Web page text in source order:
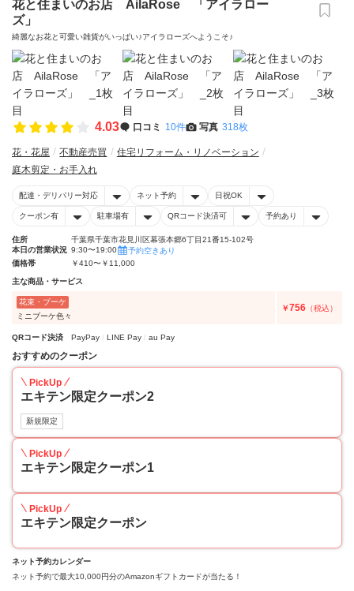
花と住まいのお店 AilaRose 「アイラロー
ズ」
綺麗なお花と可愛い雑貨がいっぱい♪アイラローズへようこそ♪
4.03 口コミ 10件 写真 318枚
花・花屋 不動産売買
住宅リフォーム・リノベーション
庭木剪定・お手入れ
配達・デリバリー対応 ネット予約 日祝OK
クーポン有 駐車場有 QRコード決済可 予約あり
住所
千葉県千葉市花見川区幕張本郷6丁目21番15-102号
本日の営業状況 9:30〜19:00
予約空きあり
価格帯
￥410〜￥11,000
主な商品・サービス
花束・ブーケ
ミニブーケ色々
￥756 （税込）
QRコード決済 PayPay LINE Pay au Pay
おすすめのクーポン
PickUp
エキテン限定クーポン2
新規限定
PickUp
エキテン限定クーポン1
PickUp
エキテン限定クーポン
ネット予約カレンダー
ネット予約で最大10,000円分のAmazonギフトカードが当たる！